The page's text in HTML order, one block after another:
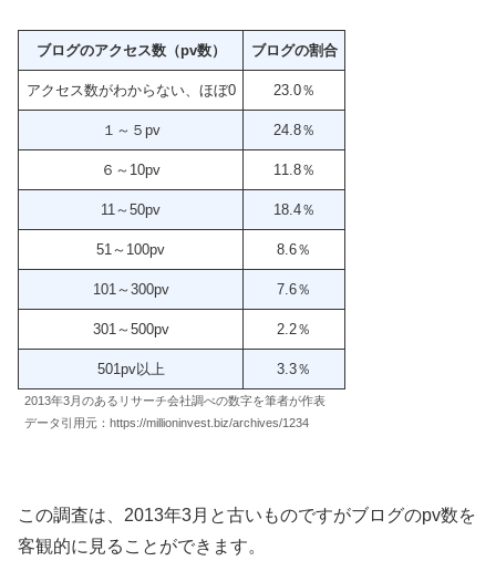
ブログのアクセス数（pv数） ブログの割合
アクセス数がわからない、ほぼ0 23.0％
１～５pv 24.8％
６～10pv 11.8％
11～50pv 18.4％
51～100pv 8.6％
101～300pv 7.6％
301～500pv 2.2％
501pv以上 3.3％
2013年3月のあるリサーチ会社調べの数字を筆者が作表
データ引用元：https://millioninvest.biz/archives/1234
この調査は、2013年3月と古いものですがブログのpv数を
客観的に見ることができます。